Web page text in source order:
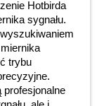
Hotbirda
sygnału.
trybu